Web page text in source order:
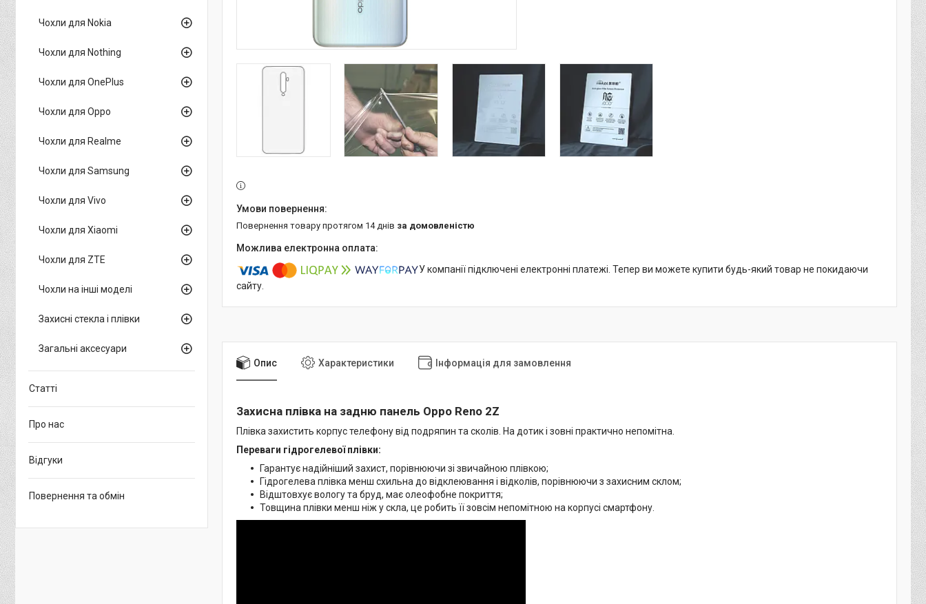
повернення товару протягом 14 днів за домовленістю
У компанії підключені електронні платежі. Тепер ви можете купити будь-який товар не покидаючи
сайту.
Опис Характеристики Інформація для замовлення
Захисна плівка на задню панель Oppo Reno 2Z
Плівка захистить корпус телефону від подряпин та сколів. На дотик і зовні практично непомітна.
Переваги гідрогелевої плівки:
Гарантує надійніший захист, порівнюючи зі звичайною плівкою;
Гідрогелева плівка менш схильна до відклеювання і відколів, порівнюючи з захисним склом;
Відштовхує вологу та бруд, має олеофобне покриття;
Товщина плівки менш ніж у скла, це робить її зовсім непомітною на корпусі смартфону.
Чохли для Nokia
Чохли для Nothing
Чохли для OnePlus
Чохли для Oppo
Чохли для Realme
Чохли для Samsung
Чохли для Vivo
Чохли для Xiaomi
Чохли для ZTE
Чохли на інші моделі
Захисні стекла і плівки
Загальні аксесуари
Статті
Про нас
Відгуки
Повернення та обмін